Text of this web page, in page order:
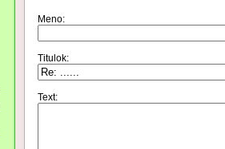
Meno:
Titulok:
Text: